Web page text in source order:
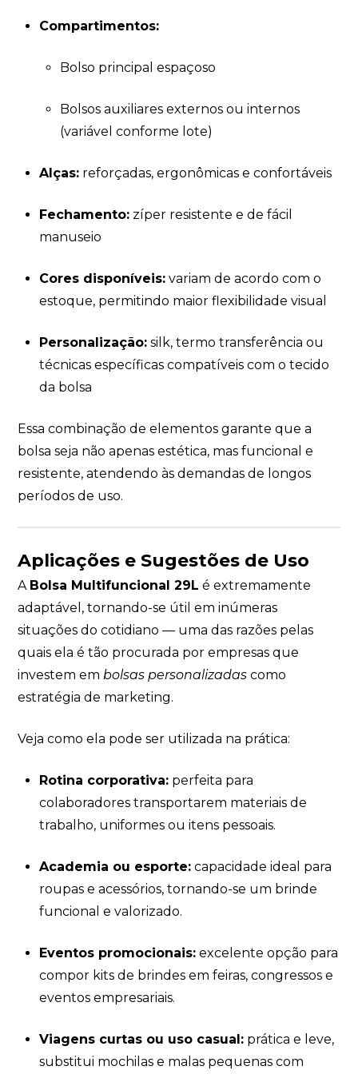
Compartimentos:
Bolso principal espaçoso
Bolsos auxiliares externos ou internos
(variável conforme lote)
Alças:reforçadas, ergonômicas e confortáveis
Fechamento:zíper resistente e de fácil
manuseio
Cores disponíveis:variam de acordo com o
estoque, permitindo maior flexibilidade visual
Personalização:silk, termo transferência ou
técnicas específicas compatíveis com o tecido
da bolsa
Essa combinação de elementos garante que a
bolsa seja não apenas estética, mas funcional e
resistente, atendendo às demandas de longos
períodos de uso.
Aplicações e Sugestões de Uso
A Bolsa Multifuncional 29L é extremamente
adaptável, tornando-se útil em inúmeras
situações do cotidiano — uma das razões pelas
quais ela é tão procurada por empresas que
investem embolsas personalizadas como
estratégia de marketing.
Veja como ela pode ser utilizada na prática:
Rotina corporativa:perfeita para
colaboradores transportarem materiais de
trabalho, uniformes ou itens pessoais.
Academia ou esporte:capacidade ideal para
roupas e acessórios, tornando-se um brinde
funcional e valorizado.
Eventos promocionais:excelente opção para
compor kits de brindes em feiras, congressos e
eventos empresariais.
Viagens curtas ou uso casual:prática e leve,
substitui mochilas e malas pequenas com